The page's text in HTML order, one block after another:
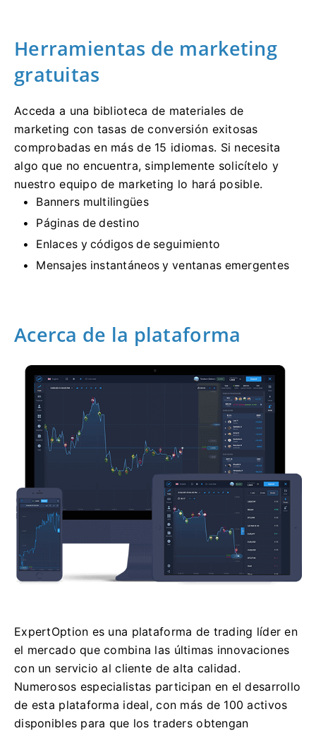
Herramientas de marketing
gratuitas
Acceda a una biblioteca de materiales de
marketing con tasas de conversión exitosas
comprobadas en más de 15 idiomas. Si necesita
algo que no encuentra, simplemente solicítelo y
nuestro equipo de marketing lo hará posible.
Banners multilingües
Páginas de destino
Enlaces y códigos de seguimiento
Mensajes instantáneos y ventanas emergentes
Acerca de la plataforma
ExpertOption es una plataforma de trading líder en
el mercado que combina las últimas innovaciones
con un servicio al cliente de alta calidad.
Numerosos especialistas participan en el desarrollo
de esta plataforma ideal, con más de 100 activos
disponibles para que los traders obtengan